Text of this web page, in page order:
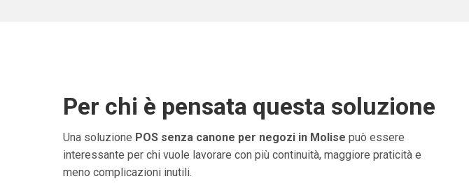
Per chi è pensata questa soluzione
Una soluzione POS senza canone per negozi in Molise può essere
interessante per chi vuole lavorare con più continuità, maggiore praticità e
meno complicazioni inutili.